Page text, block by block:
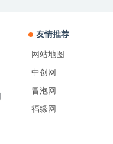
友情推荐
网站地图
中创网
冒泡网
福缘网